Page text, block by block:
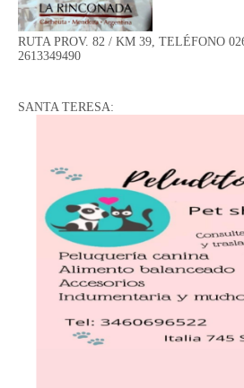
RUTA PROV. 82 / KM 39, TELÉFONO
2613349490
SANTA TERESA: